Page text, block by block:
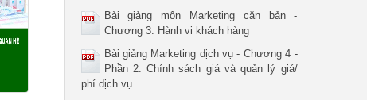
Bài giảng môn Marketing căn bản -
Chương 3: Hành vi khách hàng
Bài giảng Marketing dịch vụ - Chương 4 -
Phần 2: Chính sách giá và quản lý giá/
phí dịch vụ